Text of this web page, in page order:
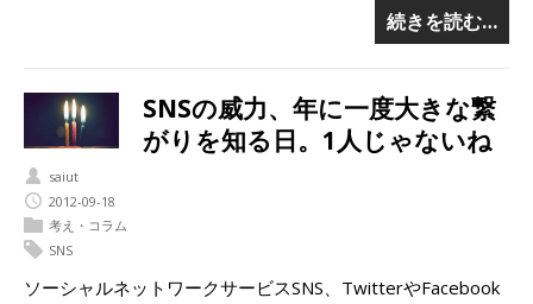
続きを読む…
SNSの威力、年に一度大きな繋
がりを知る日。1人じゃないね
saiut
2012-09-18
考え・コラム
SNS
ソーシャルネットワークサービスSNS、TwitterやFacebook